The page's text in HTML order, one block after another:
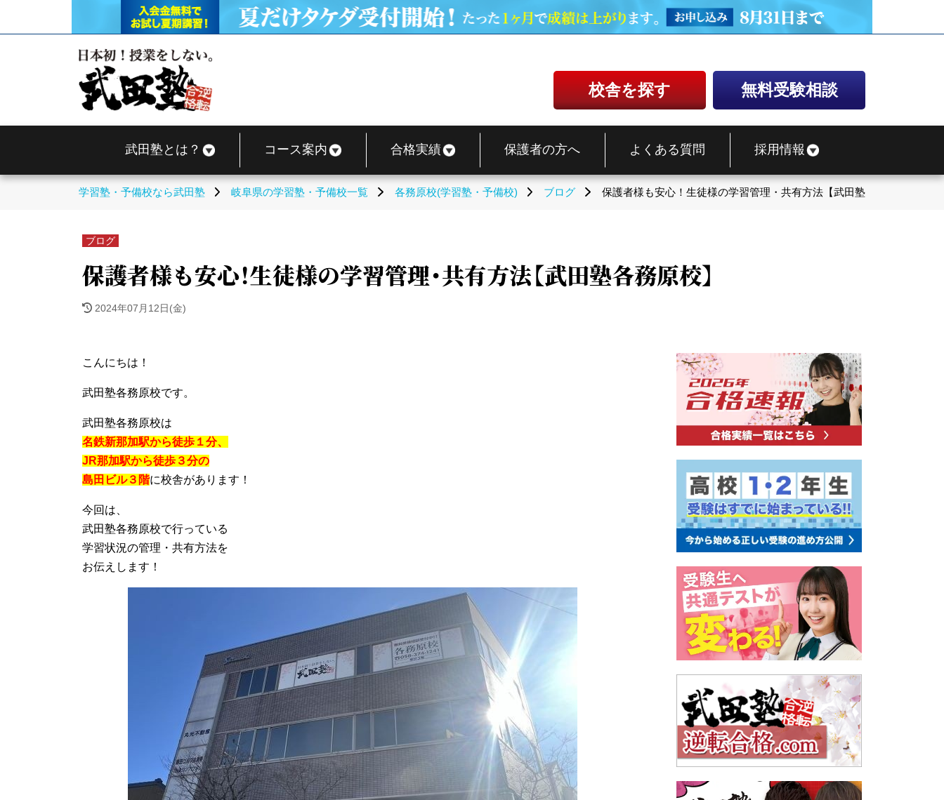
校舎を探す 無料受験相談
武田塾とは？ コース案内 合格実績 保護者の方へ よくある質問 採用情報
学習塾・予備校なら武田塾 岐阜県の学習塾・予備校一覧 各務原校(学習塾・予備校) ブログ 保護者様も安心！生徒様の学習管理・共有方法【武田塾各務原校】
ブログ
保護者様も安心！生徒様の学習管理・共有方法【武田塾各務原校】
2024年07月12日(金)
こんにちは！
武田塾各務原校です。
武田塾各務原校は
名鉄新那加駅から徒歩１分、
JR那加駅から徒歩３分の
島田ビル３階に校舎があります！
今回は、
武田塾各務原校で行っている
学習状況の管理・共有方法を
お伝えします！